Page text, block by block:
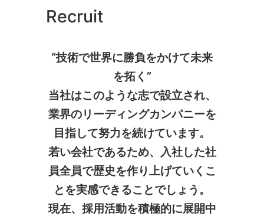
Recruit
“技術で世界に勝負をかけて未来
を拓く”
当社はこのような志で設立され、
業界のリーディングカンパニーを
目指して努力を続けています。
若い会社であるため、入社した社
員全員で歴史を作り上げていくこ
とを実感できることでしょう。
現在、採用活動を積極的に展開中